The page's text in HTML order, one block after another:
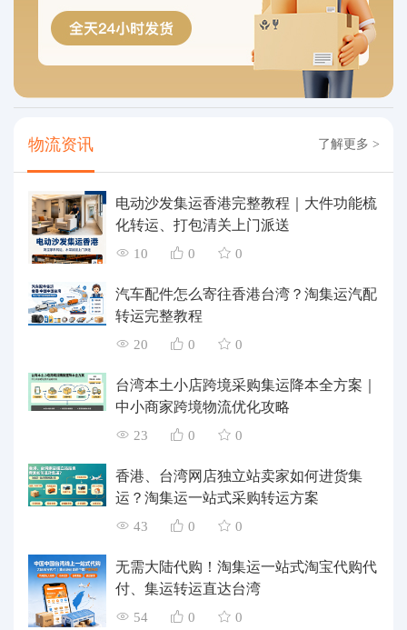
物流资讯 了解更多 >
电动沙发集运香港完整教程｜大件功能梳
化转运、打包清关上门派送
10 0 0
汽车配件怎么寄往香港台湾？淘集运汽配
转运完整教程
20 0 0
台湾本土小店跨境采购集运降本全方案｜
中小商家跨境物流优化攻略
23 0 0
香港、台湾网店独立站卖家如何进货集
运？淘集运一站式采购转运方案
43 0 0
无需大陆代购！淘集运一站式淘宝代购代
付、集运转运直达台湾
54 0 0